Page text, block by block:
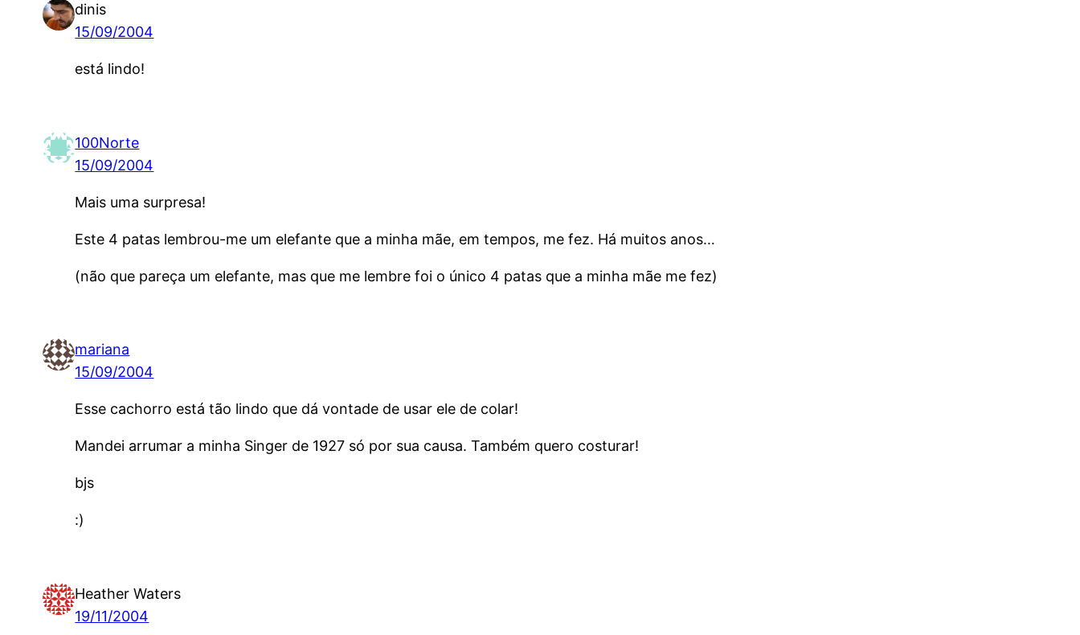
dinis
15/09/2004
está lindo!
100Norte
15/09/2004
Mais uma surpresa!
Este 4 patas lembrou-me um elefante que a minha mãe, em tempos, me fez. Há muitos anos…
(não que pareça um elefante, mas que me lembre foi o único 4 patas que a minha mãe me fez)
mariana
15/09/2004
Esse cachorro está tão lindo que dá vontade de usar ele de colar!
Mandei arrumar a minha Singer de 1927 só por sua causa. Também quero costurar!
bjs
:)
Heather Waters
19/11/2004